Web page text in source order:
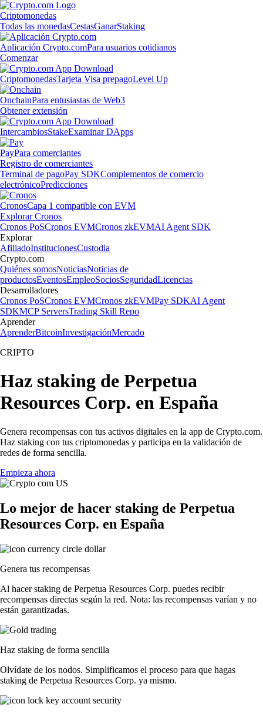
Criptomonedas
Todas las monedasCestasGanarStaking
Aplicación Crypto.comPara usuarios cotidianos
Comenzar
CriptomonedasTarjeta Visa prepagoLevel Up
OnchainPara entusiastas de Web3
Obtener extensión
IntercambiosStakeExaminar DApps
PayPara comerciantes
Registro de comerciantes
Terminal de pagoPay SDKComplementos de comercio
electrónicoPredicciones
CronosCapa 1 compatible con EVM
Explorar Cronos
Cronos PoSCronos EVMCronos zkEVMAI Agent SDK
Explorar
AfiliadoInstitucionesCustodia
Crypto.com
Quiénes somosNoticiasNoticias de
productosEventosEmpleoSociosSeguridadLicencias
Desarrolladores
Cronos PoSCronos EVMCronos zkEVMPay SDKAI Agent
SDKMCP ServersTrading Skill Repo
Aprender
AprenderBitcoinInvestigaciónMercado
CRIPTO
Haz staking de Perpetua
Resources Corp. en España
Genera recompensas con tus activos digitales en la app de Crypto.com.
Haz staking con tus criptomonedas y participa en la validación de
redes de forma sencilla.
Empieza ahora
Lo mejor de hacer staking de Perpetua
Resources Corp. en España
Genera tus recompensas
Al hacer staking de Perpetua Resources Corp. puedes recibir
recompensas directas según la red. Nota: las recompensas varían y no
están garantizadas.
Haz staking de forma sencilla
Olvídate de los nodos. Simplificamos el proceso para que hagas
staking de Perpetua Resources Corp. ya mismo.